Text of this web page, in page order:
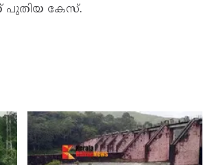
പുതിയ കേസ്.